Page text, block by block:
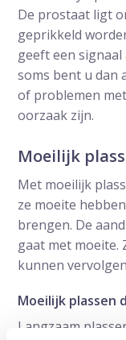
De prostaat ligt
geprikkeld
geeft een
soms bent u dan
of problemen
oorzaak zijn.
Moeilijk
Met moeilijk
ze moeite
brengen. De
gaat met moeite.
kunnen
Moeilijk plassen
Langzaam